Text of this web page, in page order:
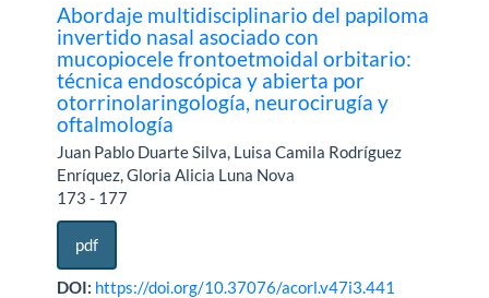
Abordaje multidisciplinario del papiloma
invertido nasal asociado con
mucopiocele frontoetmoidal orbitario:
técnica endoscópica y abierta por
otorrinolaringología, neurocirugía y
oftalmología
Juan Pablo Duarte Silva, Luisa Camila Rodríguez
Enríquez, Gloria Alicia Luna Nova
173 - 177
pdf
DOI: https://doi.org/10.37076/acorl.v47i3.441